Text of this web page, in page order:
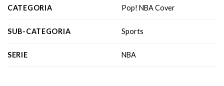
CATEGORIA Pop! NBA Cover
SUB-CATEGORIA Sports
SERIE NBA